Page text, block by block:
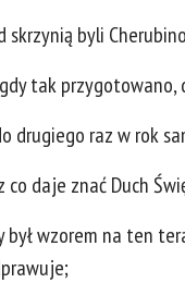
skrzynią byli
tak przygotowano,
drugiego raz w rok
co daje znać Duch
był wzorem na ten